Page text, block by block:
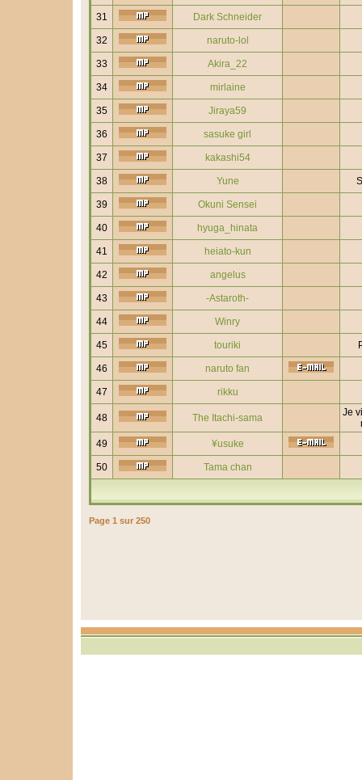
31 Dark Schneider
32 naruto-lol
33 Akira_22
34 mirlaine
35 Jiraya59
36 sasuke girl
37 kakashi54
38 Yune
39 Okuni Sensei
40 hyuga_hinata
41 heiato-kun
42 angelus
43 -Astaroth-
44 Winry
45 touriki
46 naruto fan
47 rikku
48 The Itachi-sama
Je
49
¥usuke
50 Tama chan
Page 1 sur 250